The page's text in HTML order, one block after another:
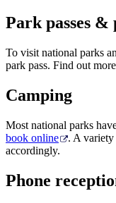
Park passes &
To visit national parks
park pass. Find out
Camping
Most national parks
book online
. A
accordingly.
Phone